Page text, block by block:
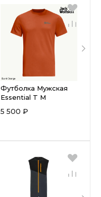
Футболка Мужская
Essential T M
5 500 ₽